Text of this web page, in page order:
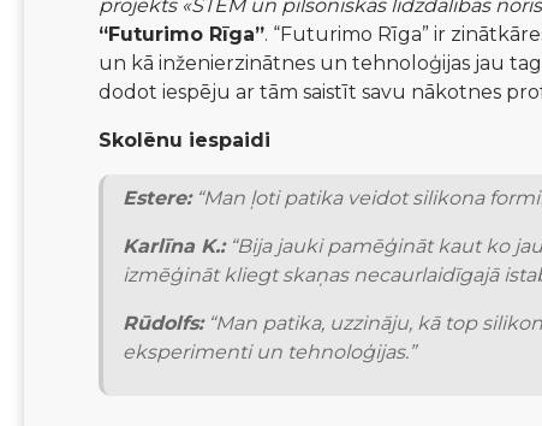
projekts «STEM un pilsoniskās līdzdalības
“Futurimo Rīga”. “Futurimo Rīga” ir
un kā inženierzinātnes un tehnoloģijas jau
dodot iespēju ar tām saistīt savu nākotnes
Skolēnu iespaidi
Estere: “Man ļoti patika veidot silikona
Karlīna K.: “Bija jauki pamēģināt kaut ko
izmēģināt kliegt skaņas necaurlaidīgajā
Rūdolfs: “Man patika, uzzināju, kā top
eksperimenti un tehnoloģijas.”